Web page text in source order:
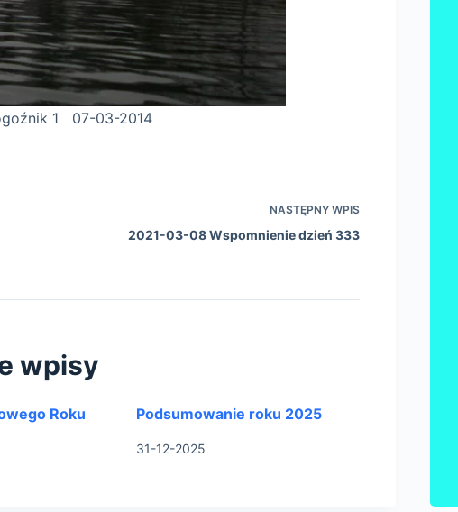
03-2014
NASTĘPNYWPIS
2021-03-08 Wspomnienie dzień 333
wpisy
Roku Podsumowanie roku 2025
31-12-2025